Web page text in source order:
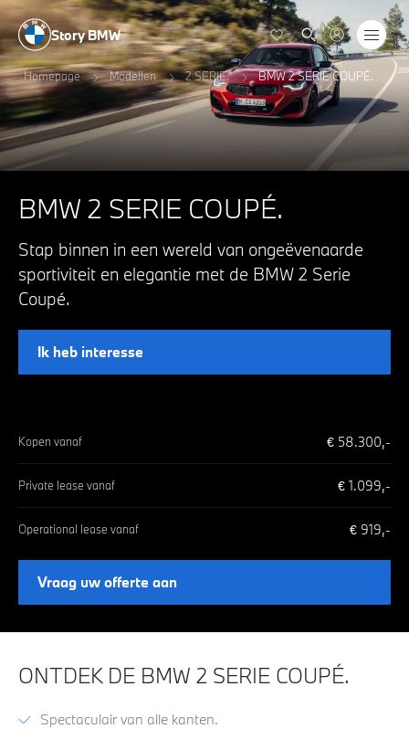
Story BMW
Homepage Modellen 2 SERIE. BMW 2 SERIE COUPÉ.
BMW 2 SERIE COUPÉ.
Stap binnen in een wereld van ongeëvenaarde
sportiviteit en elegantie met de BMW 2 Serie
Coupé.
Ik heb interesse
Kopen vanaf € 58.300,-
Private lease vanaf € 1.099,-
Operational lease vanaf € 919,-
Vraag uw offerte aan
ONTDEK DE BMW 2 SERIE COUPÉ.
Spectaculair van alle kanten.